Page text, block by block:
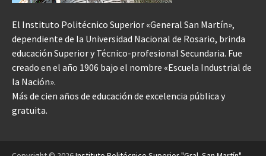
El Instituto Politécnico Superior «General San Martín»,
dependiente de la Universidad Nacional de Rosario, brinda
educación Superior y Técnico-profesional Secundaria. Fue
creado en el año 1906 bajo el nombre «Escuela Industrial de
la Nación».
Más de cien años de educación de excelencia pública y
gratuita.